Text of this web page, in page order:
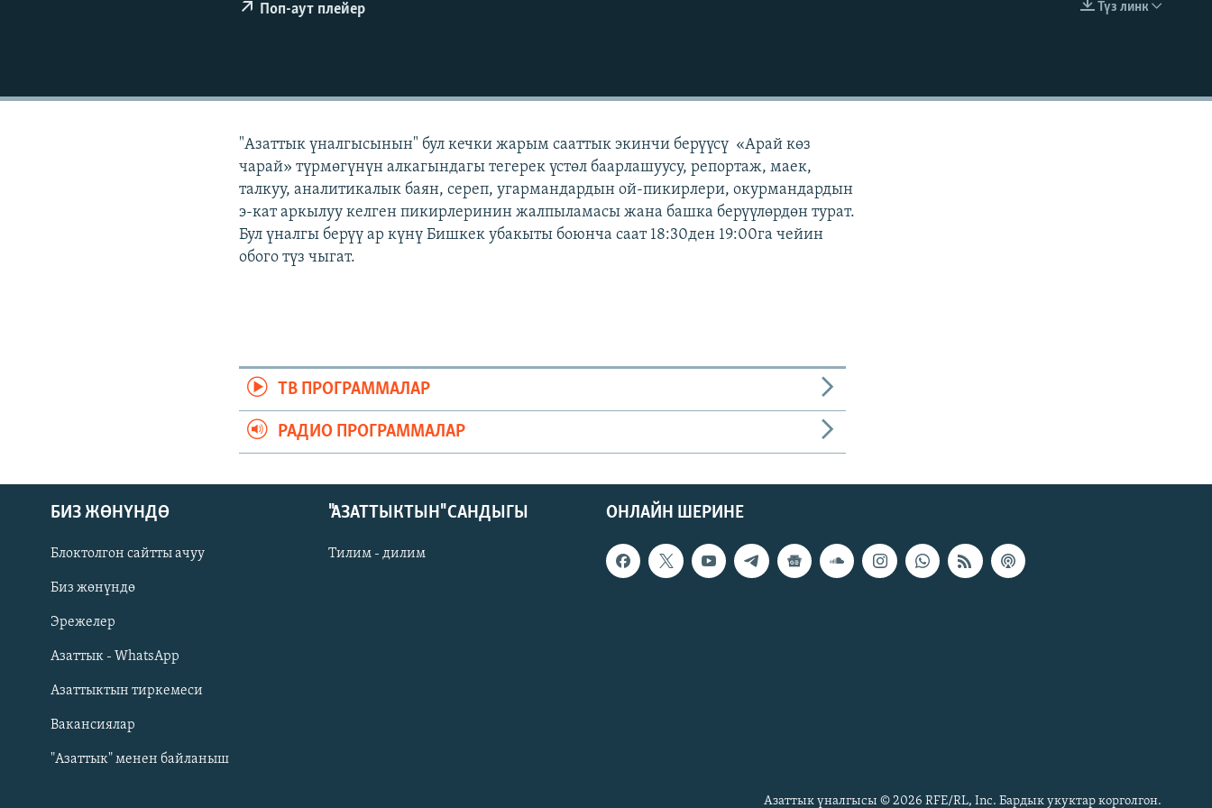
Русский
ОНЛАЙН ШЕРИНЕ
EMBED
Түз линк
Поп-аут плейер
"Азаттык үналгысынын" бул кечки жарым сааттык экинчи берүүсү «Арай көз
чарай» түрмөгүнүн алкагындагы тегерек үстөл баарлашуусу, репортаж, маек,
талкуу, аналитикалык баян, сереп, угармандардын ой-пикирлери, окурмандардын
э-кат аркылуу келген пикирлеринин жалпыламасы жана башка берүүлөрдөн турат.
Бул үналгы берүү ар күнү Бишкек убакыты боюнча саат 18:30ден 19:00га чейин
обого түз чыгат.
ТВ ПРОГРАММАЛАР
РАДИО ПРОГРАММАЛАР
ОНЛАЙН ШЕРИНЕ
БИЗ ЖӨНҮНДӨ
Блоктолгон сайтты ачуу
Биз жөнүндө
Эрежелер
Азаттык - WhatsApp
Азаттыктын тиркемеси
Вакансиялар
"Азаттык" менен байланыш
"АЗАТТЫКТЫН" САНДЫГЫ
Тилим - дилим
Азаттык үналгысы © 2026 RFE/RL, Inc. Бардык укуктар корголгон.